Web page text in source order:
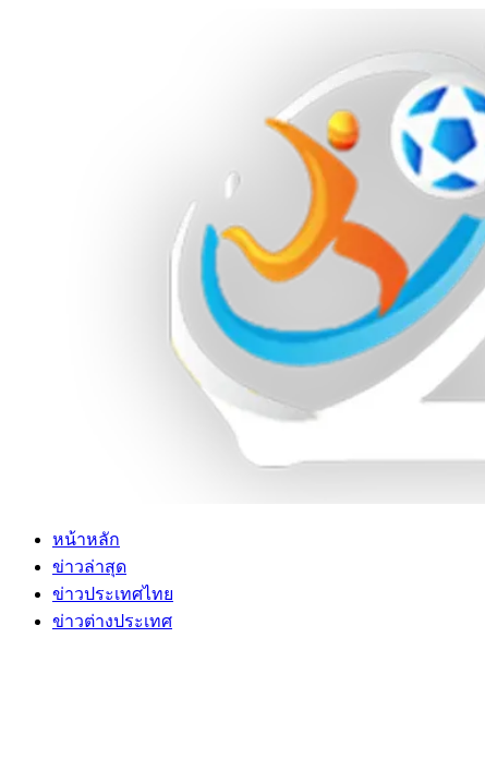
หน้าหลัก
ข่าวล่าสุด
ข่าวประเทศไทย
ข่าวต่างประเทศ